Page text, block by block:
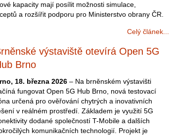
kapacity mají posílit možnosti simulace,
a rozšířit podporu pro Ministerstvo obrany ČR.
Celý článek...
výstaviště otevírá Open 5G
Brno
18. března 2026 – Na brněnském výstavišti
fungovat Open 5G Hub Brno, nová testovací
určená pro ověřování chytrých a inovativních
v reálném prostředí. Základem je využití 5G
dodané společností T-Mobile a dalších
komunikačních technologií. Projekt je